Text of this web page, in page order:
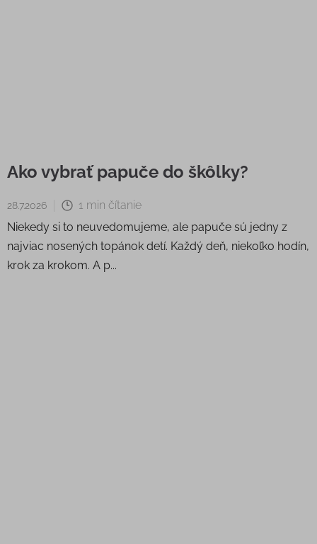
Ako vybrať papuče do škôlky?
28.7.2026
1 min čítanie
Niekedy si to neuvedomujeme, ale papuče sú jedny z
najviac nosených topánok detí. Každý deň, niekoľko hodín,
krok za krokom. A p...